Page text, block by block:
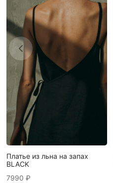
Платье из льна на запах
BLACK
7990 ₽